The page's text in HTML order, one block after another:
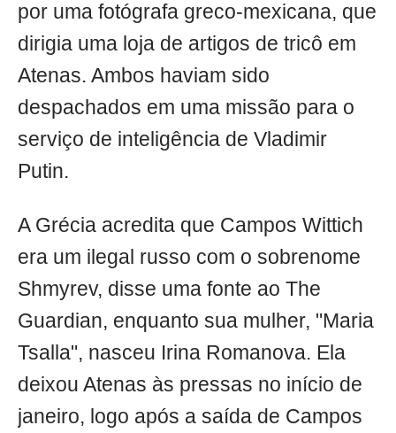
por uma fotógrafa greco-mexicana, que
dirigia uma loja de artigos de tricô em
Atenas. Ambos haviam sido
despachados em uma missão para o
serviço de inteligência de Vladimir
Putin.
A Grécia acredita que Campos Wittich
era um ilegal russo com o sobrenome
Shmyrev, disse uma fonte ao The
Guardian, enquanto sua mulher, "Maria
Tsalla", nasceu Irina Romanova. Ela
deixou Atenas às pressas no início de
janeiro, logo após a saída de Campos